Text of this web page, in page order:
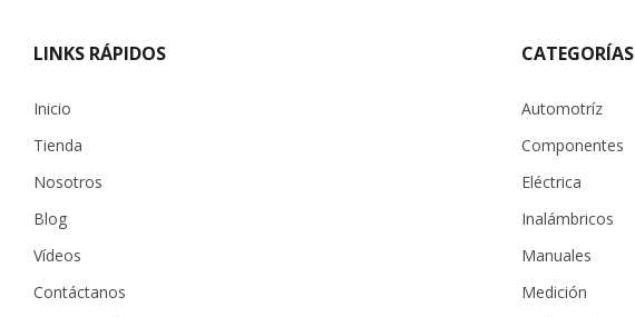
LINKS RÁPIDOS
Inicio
Tienda
Nosotros
Blog
Vídeos
Contáctanos
CATEGORÍAS
Automotríz
Componentes
Eléctrica
Inalámbricos
Manuales
Medición